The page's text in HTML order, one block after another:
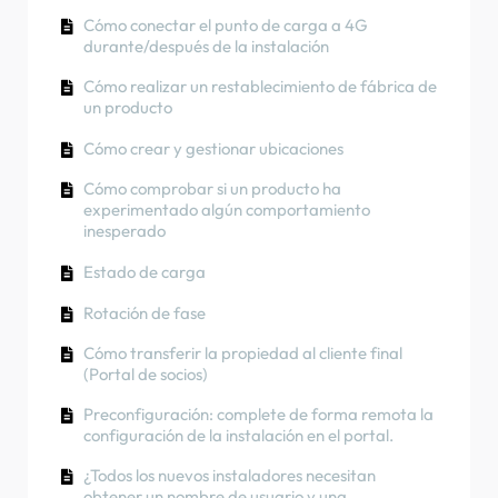
Rotación de fase
durante/después de la instalación
Procedimiento de prueba del RCD
Cómo comprobar si un producto ha
experimentado algún comportamiento
inesperado
Protección contra corriente residual
Rotación de fase
coche
experimentado algún comportamiento
inesperado
Cómo conectar el NexBlue Zen medidor
Integrar el terminal del panel solar con el
equilibrador de carga.
Cómo conectar el punto de carga a 4G
durante/después de la instalación
Cómo realizar un restablecimiento de fábrica de
un producto
Cómo crear y gestionar ubicaciones
Cómo comprobar si un producto ha
experimentado algún comportamiento
inesperado
Estado de carga
Rotación de fase
Cómo transferir la propiedad al cliente final
(Portal de socios)
Preconfiguración: complete de forma remota la
configuración de la instalación en el portal.
¿Todos los nuevos instaladores necesitan